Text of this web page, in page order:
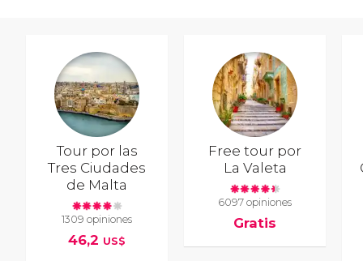
Tour por las
Tres Ciudades
de Malta
1309 opiniones
46,2 US$
Free tour por
La Valeta
6097 opiniones
Gratis